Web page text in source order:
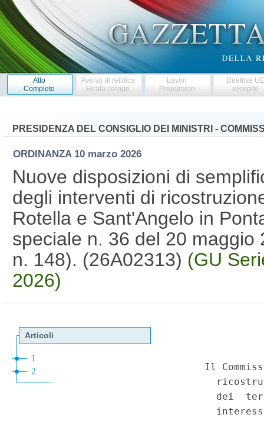
Atto
Completo
Avviso di rettifica
Errata corrige
Lavori
Preparatori
Direttive
recepite
PRESIDENZA DEL CONSIGLIO DEI MINISTRI -
ORDINANZA 10 marzo 2026
Nuove disposizioni di
degli interventi di
Rotella e Sant'Angelo in
speciale n. 36 del 20
n. 148). (26A02313) (GU
2026)